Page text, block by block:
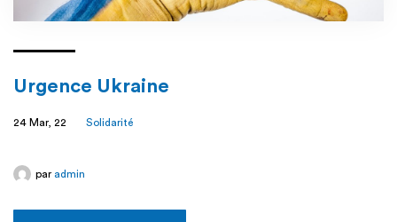
Urgence Ukraine
24 Mar, 22 Solidarité
par admin